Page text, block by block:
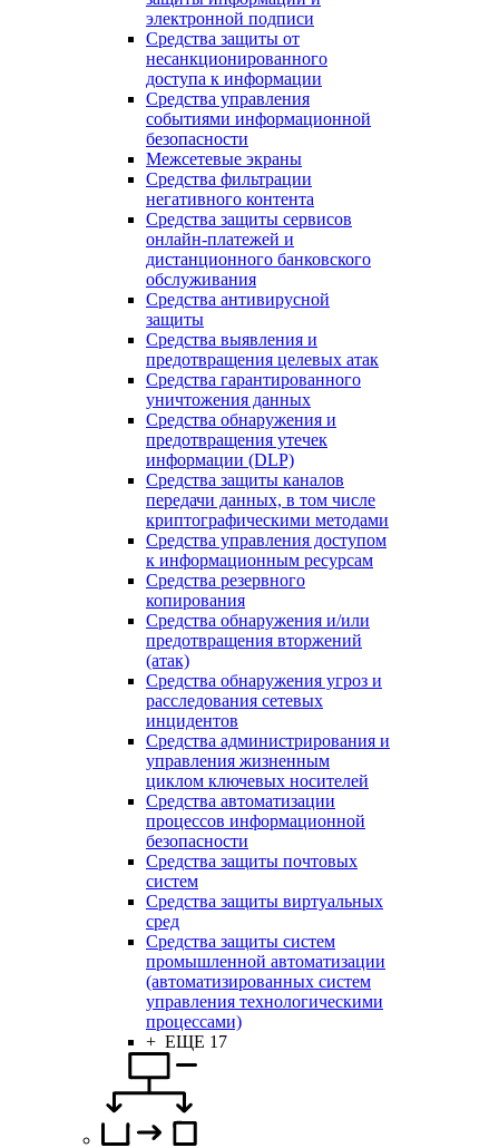
электронной подписи
Средства защиты от
несанкционированного
доступа к информации
Средства управления
событиями информационной
безопасности
Межсетевые экраны
Средства фильтрации
негативного контента
Средства защиты сервисов
онлайн-платежей и
дистанционного банковского
обслуживания
Средства антивирусной
защиты
Средства выявления и
предотвращения целевых атак
Средства гарантированного
уничтожения данных
Средства обнаружения и
предотвращения утечек
информации (DLP)
Средства защиты каналов
передачи данных, в том числе
криптографическими методами
Средства управления доступом
к информационным ресурсам
Средства резервного
копирования
Средства обнаружения и/или
предотвращения вторжений
(атак)
Средства обнаружения угроз и
расследования сетевых
инцидентов
Средства администрирования и
управления жизненным
циклом ключевых носителей
Средства автоматизации
процессов информационной
безопасности
Средства защиты почтовых
систем
Средства защиты виртуальных
сред
Средства защиты систем
промышленной автоматизации
(автоматизированных систем
управления технологическими
процессами)
+ ЕЩЕ 17